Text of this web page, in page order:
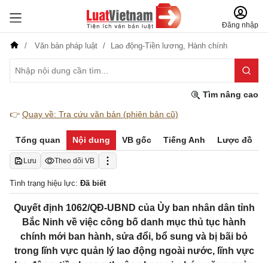
Đăng nhập
Văn bản pháp luật Lao động-Tiền lương, Hành chính
Tìm nâng cao
👉 Quay về: Tra cứu văn bản (phiên bản cũ)
Tổng quan Nội dung VB gốc Tiếng Anh Lược đồ
Lưu Theo dõi VB
Tình trạng hiệu lực: Đã biết
Quyết định 1062/QĐ-UBND của Ủy ban nhân dân tỉnh
Bắc Ninh về việc công bố danh mục thủ tục hành
chính mới ban hành, sửa đổi, bổ sung và bị bãi bỏ
trong lĩnh vực quản lý lao động ngoài nước, lĩnh vực